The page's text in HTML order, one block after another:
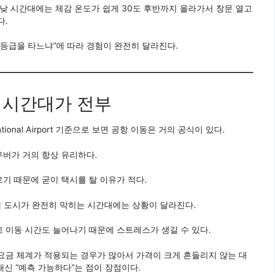
시간대에는 체감 온도가 쉽게 30도 후반까지 올라가서 창문 열고
.
급을 타느냐”에 따라 경험이 완전히 달라진다.
간대가 전부
Airport 기준으로 보면 공항 이동은 거의 공식이 있다.
가 거의 항상 유리하다.
때문에 굳이 택시를 탈 이유가 적다.
시가 완전히 막히는 시간대에는 상황이 달라진다.
이동 시간도 늘어나기 때문에 스트레스가 생길 수 있다.
금 체계가 적용되는 경우가 많아서 가격이 크게 흔들리지 않는 대
“예측 가능하다”는 점이 장점이다.